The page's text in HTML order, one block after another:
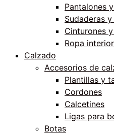
Pantalones
Sudaderas
Cinturones
Ropa interior
Calzado
Accesorios de
Plantillas y
Cordones
Calcetines
Ligas para
Botas